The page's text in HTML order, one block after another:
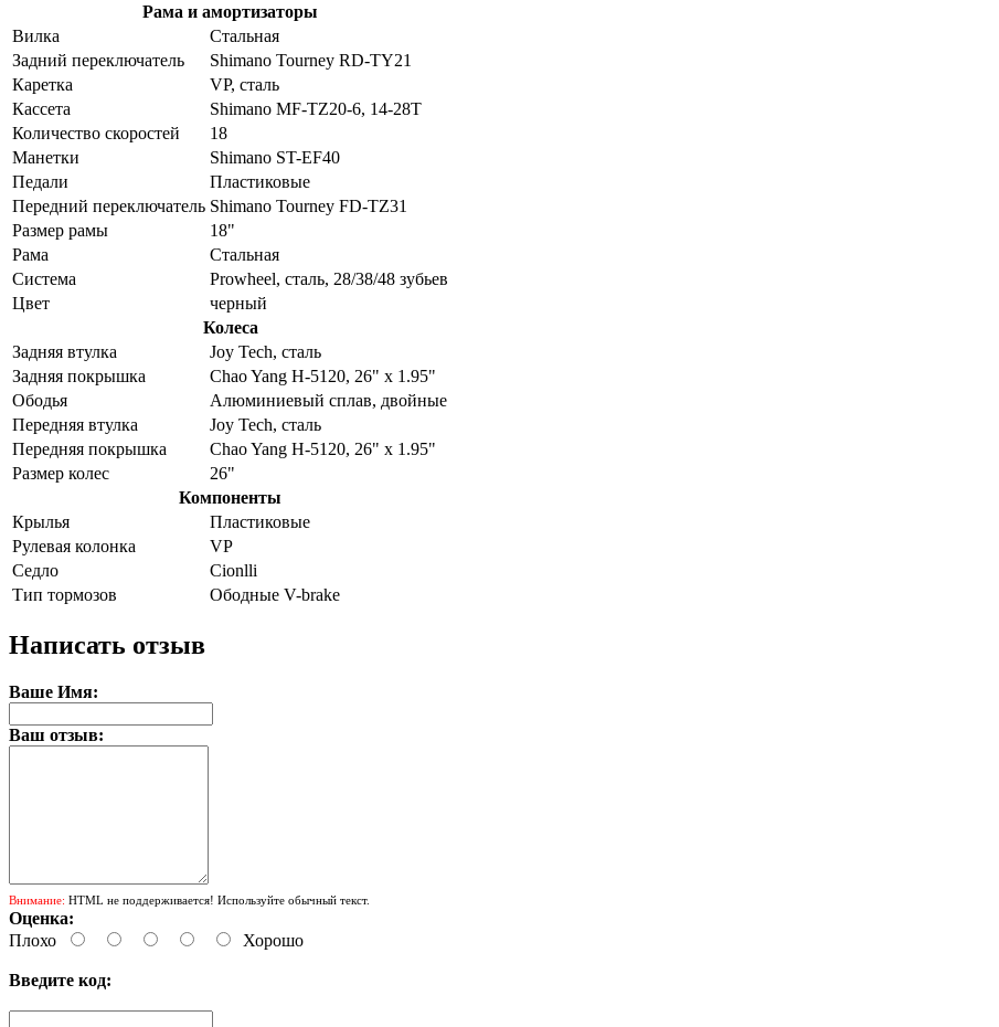
Рама и амортизаторы
Вилка
Стальная
Задний переключатель
Shimano Tourney RD-TY21
Каретка
VP, сталь
Кассета
Shimano MF-TZ20-6, 14-28T
Количество скоростей
18
Манетки
Shimano ST-EF40
Педали
Пластиковые
Передний переключатель Shimano Tourney FD-TZ31
Размер рамы
18"
Рама
Стальная
Система
Prowheel, сталь, 28/38/48 зубьев
Цвет
черный
Колеса
Задняя втулка
Joy Tech, сталь
Задняя покрышка
Chao Yang H-5120, 26" x 1.95"
Ободья
Алюминиевый сплав, двойные
Передняя втулка
Joy Tech, сталь
Передняя покрышка
Chao Yang H-5120, 26" x 1.95"
Размер колес
26"
Компоненты
Крылья
Пластиковые
Рулевая колонка
VP
Седло
Cionlli
Тип тормозов
Ободные V-brake
Написать отзыв
Ваше Имя:
Ваш отзыв:
Внимание: HTML не поддерживается! Используйте обычный текст.
Оценка:
Плохо
Хорошо
Введите код: